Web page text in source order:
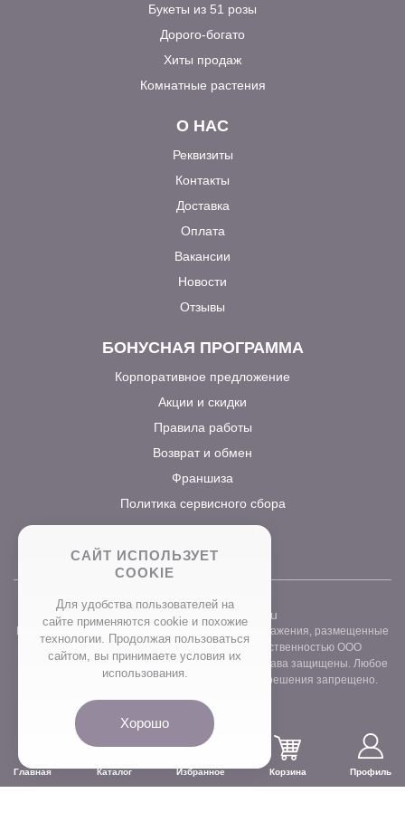
Главная Каталог Избранное Корзина Профиль
Букеты из 51 розы
Дорого-богато
Хиты продаж
Комнатные растения
О НАС
Реквизиты
Контакты
Доставка
Оплата
Вакансии
Новости
Отзывы
БОНУСНАЯ ПРОГРАММА
Корпоративное предложение
Акции и скидки
Правила работы
Возврат и обмен
Франшиза
Политика сервисного сбора
www.prostocvet.ru
Вся текстовая информация и графические изображения, размещенные
на сайте интернет-магазина, являются собственностью ООО
«ПРОСТОБУКЕТ» ОГРН 1157746211248. Все права защищены. Любое
использование контента без письменного разрешения запрещено.
САЙТ ИСПОЛЬЗУЕТ
COOKIE
Для удобства пользователей на
сайте применяются сookie и похожие
технологии. Продолжая пользоваться
сайтом, вы принимаете условия их
использования.
Хорошо